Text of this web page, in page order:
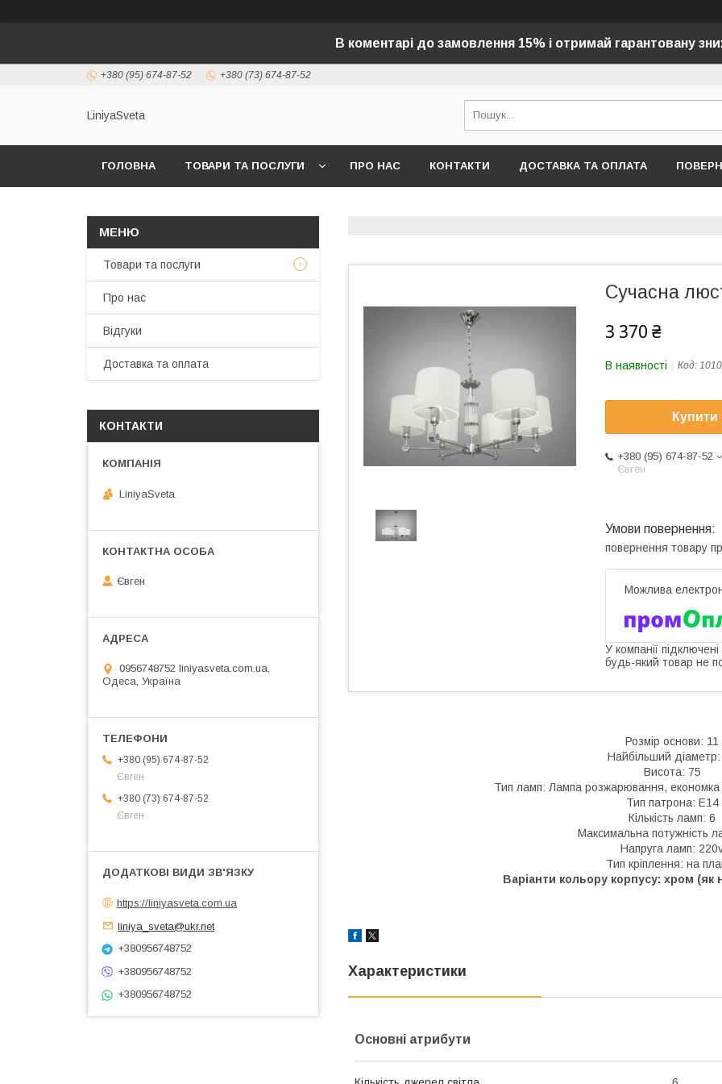
В коментарі до замовлення 15% і отримай гарантовану
+380 (95) 674-87-52 +380 (73) 674-87-52
LiniyaSveta
ГОЛОВНА ТОВАРИ ТА ПОСЛУГИ ПРО НАС КОНТАКТИ ДОСТАВКА ТА ОПЛАТА
Сучасна
3 370 ₴
В наявності Код:
Купити
+380 (95) 674-87-52
Євген
повернення товару
У компанії
будь-який товар не
Розмір основи: 11
Найбільший
Висота: 75
Тип ламп: Лампа розжарювання, економка
Тип патрона: E14
Кількість ламп: 6
Максимальна потужність
Напруга ламп:
Тип кріплення: на
Варіанти кольору корпусу: хром (як
Характеристики
Основні атрибути
Товари та послуги
Про нас
Відгуки
Доставка та оплата
КОНТАКТИ
LiniyaSveta
Євген
0956748752 liniyasveta.com.ua,
Одеса, Україна
+380 (95) 674-87-52
Євген
+380 (73) 674-87-52
Євген
https://liniyasveta.com.ua
liniya_sveta@ukr.net
+380956748752
+380956748752
+380956748752